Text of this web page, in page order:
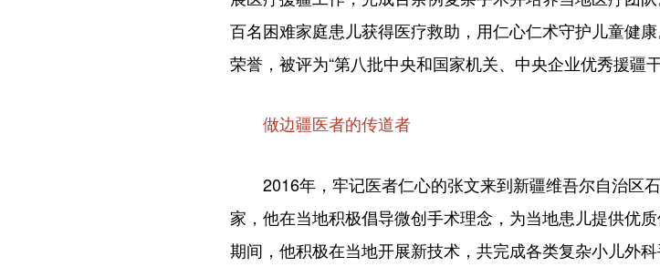
百名困难家庭患儿获得医疗救助，用仁心仁术守护儿童健
荣誉，被评为“第八批中央和国家机关、中央企业优秀援疆干
做边疆医者的传道者
2016年，牢记医者仁心的张文来到新疆维吾尔自治区
家，他在当地积极倡导微创手术理念，为当地患儿提供优
期间，他积极在当地开展新技术，共完成各类复杂小儿外